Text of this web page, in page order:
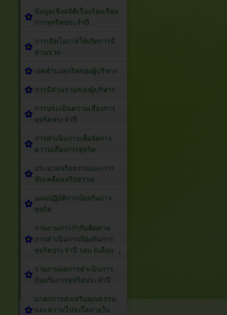
ข้อมูลเชิงสถิติเรื่องร้องเรียน
การทุจริตประจำปี
การเปิดโอกาสให้เกิดการมี
ส่วนร่วม
เจตจำนงสุจริตของผู้บริหาร
การมีส่วนร่วมของผู้บริหาร
การประเมินความเสี่ยงการ
ทุจริตประจำปี
การดำเนินการเพื่อจัดการ
ความเสี่ยงการทุจริต
ประมวลจริยธรรมและการ
ขับเคลื่อนจริยธรรม
แผนปฏิบัติการป้องกันการ
ทุจริต
รายงานการกำกับติดตาม
การดำเนินการป้องกันการ
ทุจริตประจำปี รอบ 6เดือน
รายงานผลการดำเนินการ
ป้องกันการทุจริตประจำปี
มาตรการส่งเสริมคุณธรรม
และความโปร่งใสภายใน